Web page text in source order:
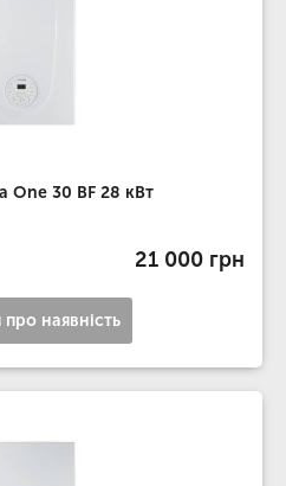
One 30 BF 28 кВт
21 000 грн
про наявність